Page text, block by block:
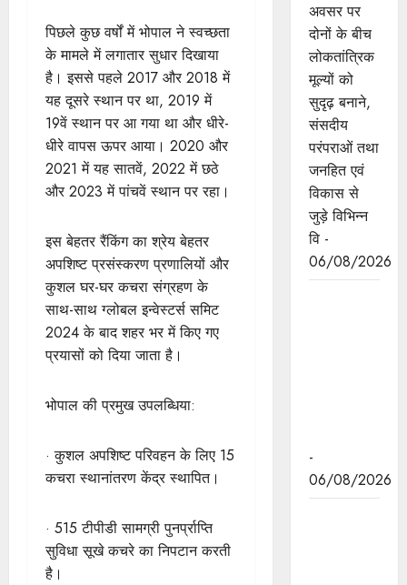
पिछले कुछ वर्षों में भोपाल ने स्वच्छता
के मामले में लगातार सुधार दिखाया
है। इससे पहले 2017 और 2018 में
यह दूसरे स्थान पर था, 2019 में
19वें स्थान पर आ गया था और धीरे-
धीरे वापस ऊपर आया। 2020 और
2021 में यह सातवें, 2022 में छठे
और 2023 में पांचवें स्थान पर रहा।
इस बेहतर रैंकिंग का श्रेय बेहतर
अपशिष्ट प्रसंस्करण प्रणालियों और
कुशल घर-घर कचरा संग्रहण के
साथ-साथ ग्लोबल इन्वेस्टर्स समिट
2024 के बाद शहर भर में किए गए
प्रयासों को दिया जाता है।
भोपाल की प्रमुख उपलब्धिया:
· कुशल अपशिष्ट परिवहन के लिए 15
कचरा स्थानांतरण केंद्र स्थापित।
· 515 टीपीडी सामग्री पुनर्प्राप्ति
सुविधा सूखे कचरे का निपटान करती
है।
अवसर पर
दोनों के बीच
लोकतांत्रिक
मूल्यों को
सुदृढ़ बनाने,
संसदीय
परंपराओं तथा
जनहित एवं
विकास से
जुड़े विभिन्न
वि -
06/08/2026
-
06/08/2026